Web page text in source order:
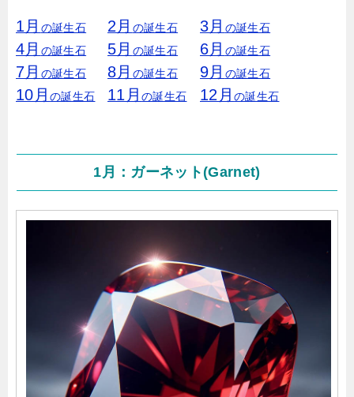
1月 の誕生石
4月 の誕生石
7月 の誕生石
10月の誕生石
2月 の誕生石
5月 の誕生石
8月 の誕生石
11月の誕生石
3月 の誕生石
6月 の誕生石
9月 の誕生石
12月の誕生石
1月：ガーネット(Garnet)